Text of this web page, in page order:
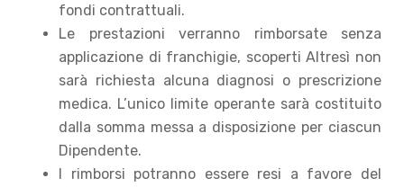
fondi contrattuali.
Le prestazioni verranno rimborsate senza
applicazione di franchigie, scoperti Altresì non
sarà richiesta alcuna diagnosi o prescrizione
medica. L’unico limite operante sarà costituito
dalla somma messa a disposizione per ciascun
Dipendente.
I rimborsi potranno essere resi a favore del